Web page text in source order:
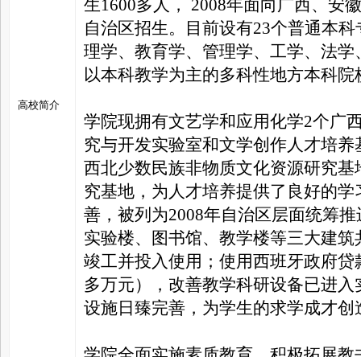
高校简介
生1600多人， 2008年面向广西、安
自治区招生。目前设有23个普通本
理学、教育学、管理学、工学、法
以本科教学为主的多科性地方本科院
学院现拥有文艺学和应用化学2个广
究与开发实验室和文学创作人才培
西北少数民族非物质文化资源研究
究基地，为人才培养提供了良好的
善，被列为2008年自治区层面统筹
实验楼、图书馆、教学楼等三大建
竣工并投入使用；使用西班牙政府
多万元），改善教学科研设备已进
设施日臻完善，为学生的求学成才创